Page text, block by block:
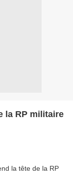
la RP militaire